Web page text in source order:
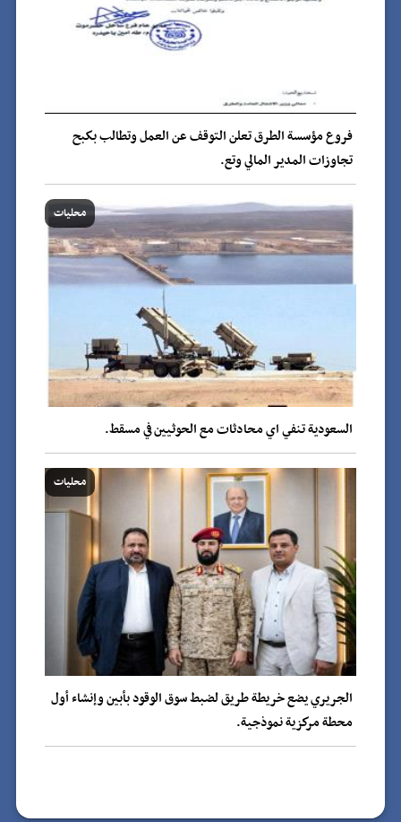
فروع مؤسسة الطرق تعلن التوقف عن العمل وتطالب بكبح
تجاوزات المدير المالي وتع.
محليات
السعودية تنفي اي محادثات مع الحوثيين في مسقط.
محليات
الجريري يضع خريطة طريق لضبط سوق الوقود بأبين وإنشاء أول
محطة مركزية نموذجية.